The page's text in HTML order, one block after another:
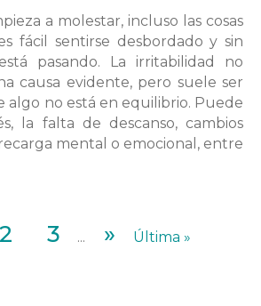
a molestar, incluso las cosas
fácil sentirse desbordado y sin
pasando. La irritabilidad no
causa evidente, pero suele ser
algo no está en equilibrio. Puede
la falta de descanso, cambios
mental o emocional, entre
2 3 ... » Última »